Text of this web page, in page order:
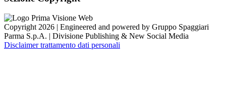
Copyright 2026 | Engineered and powered by Gruppo Spaggiari
Parma S.p.A. | Divisione Publishing & New Social Media
Disclaimer trattamento dati personali